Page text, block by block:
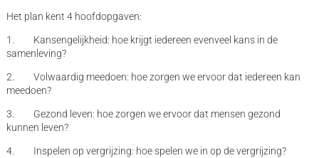
Het plan kent 4 hoofdopgaven:
1. Kansengelijkheid: hoe krijgt iedereen evenveel kans in de
samenleving?
2. Volwaardig meedoen: hoe zorgen we ervoor dat iedereen kan
meedoen?
3. Gezond leven: hoe zorgen we ervoor dat mensen gezond
kunnen leven?
4. Inspelen op vergrijzing: hoe spelen we in op de vergrijzing?